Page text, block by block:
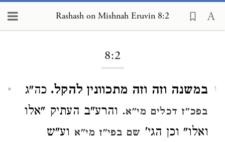
Rashash on Mishnah Eruvin 8:2
8:2
1 במשנה וזה וזה מתכוונין להקל. כה"ג
בפכ"ז דכלים מי"א. והרע"ב העתיק "אלו
ואלו" וכן הגי' שם בפי"ז מי"א וע"ש